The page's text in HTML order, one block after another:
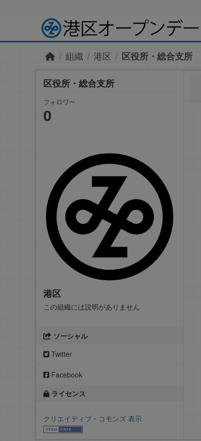
組織 港区 区役所・総合支所
区役所・総合支所
フォロワー
0
港区
この組織には説明がありません
ソーシャル
Twitter
Facebook
ライセンス
クリエイティブ・コモンズ 表示